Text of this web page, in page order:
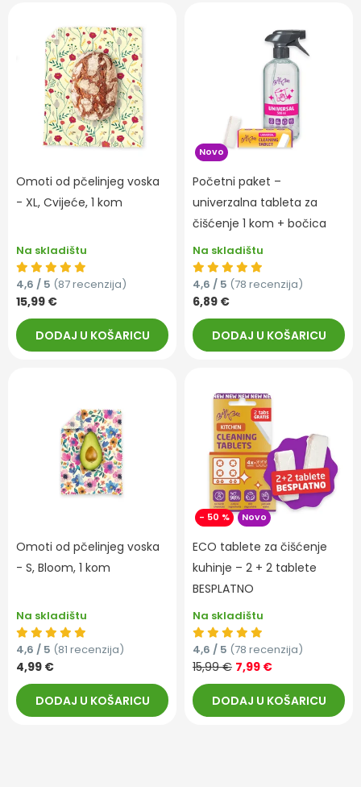
Omoti od pčelinjeg voska
- XL, Cvijeće, 1 kom
Na skladištu
4,6 / 5 (87 recenzija)
15,99 €
DODAJ U KOŠARICU
Novo
Početni paket –
univerzalna tableta za
čišćenje 1 kom + bočica
Na skladištu
4,6 / 5 (78 recenzija)
6,89 €
DODAJ U KOŠARICU
Omoti od pčelinjeg voska
- S, Bloom, 1 kom
Na skladištu
4,6 / 5 (81 recenzija)
4,99 €
DODAJ U KOŠARICU
- 50 % Novo
ECO tablete za čišćenje
kuhinje – 2 + 2 tablete
BESPLATNO
Na skladištu
4,6 / 5 (78 recenzija)
15,99 € 7,99 €
DODAJ U KOŠARICU